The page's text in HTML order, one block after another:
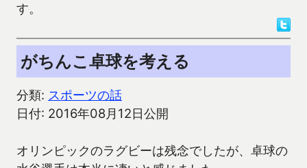
す。
がちんこ卓球を考える
分類: スポーツの話
日付: 2016年08月12日公開
オリンピックのラグビーは残念でしたが、卓球の